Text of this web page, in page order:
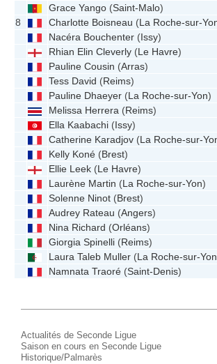
Grace Yango (Saint-Malo)
8 Charlotte Boisneau (La Roche-sur-
Nacéra Bouchenter (Issy)
Rhian Elin Cleverly (Le Havre)
Pauline Cousin (Arras)
Tess David (Reims)
Pauline Dhaeyer (La Roche-sur-Yon)
Melissa Herrera (Reims)
Ella Kaabachi (Issy)
Catherine Karadjov (La Roche-sur-
Kelly Koné (Brest)
Ellie Leek (Le Havre)
Laurène Martin (La Roche-sur-Yon)
Solenne Ninot (Brest)
Audrey Rateau (Angers)
Nina Richard (Orléans)
Giorgia Spinelli (Reims)
Laura Taleb Muller (La Roche-sur-Yon
Namnata Traoré (Saint-Denis)
Actualités de Seconde Ligue
Saison en cours en Seconde Ligue
Historique/Palmarès